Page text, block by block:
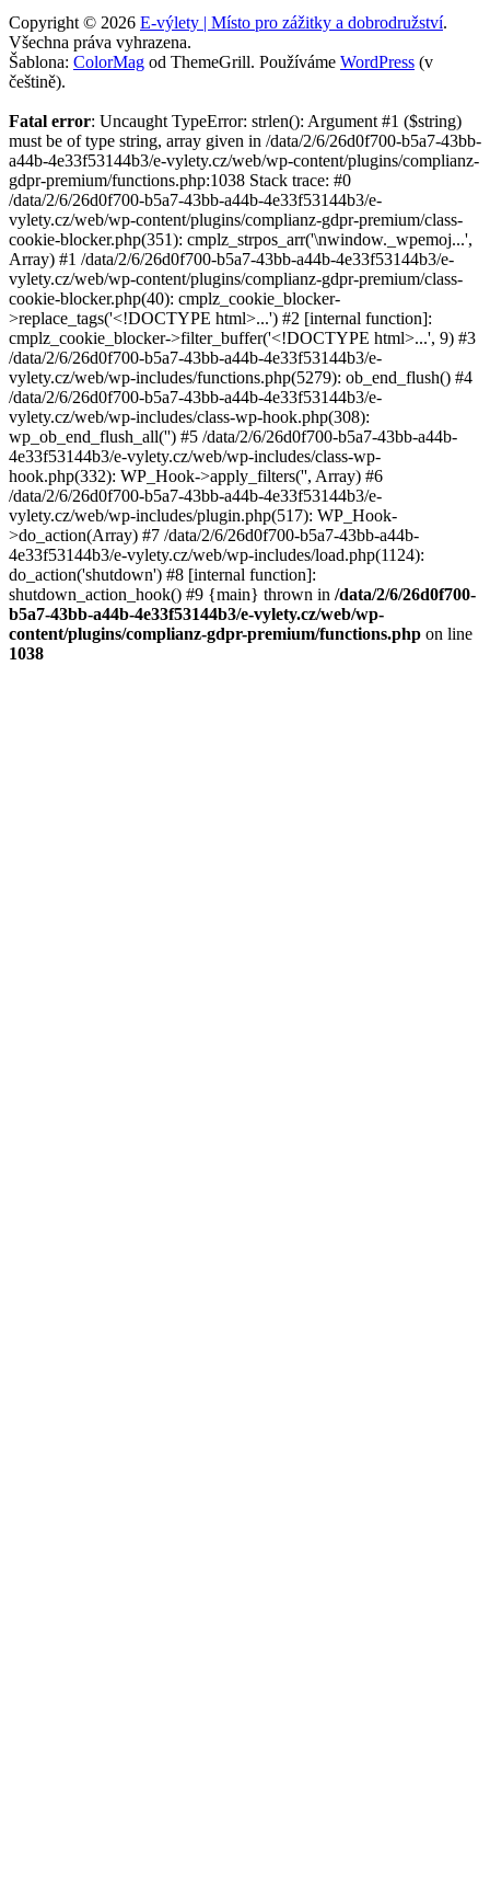
Copyright © 2026 E-výlety | Místo pro zážitky a dobrodružství.
Všechna práva vyhrazena.
Šablona: ColorMag od ThemeGrill. Používáme WordPress (v
češtině).
Fatal error: Uncaught TypeError: strlen(): Argument #1 ($string)
must be of type string, array given in /data/2/6/26d0f700-b5a7-43bb-
a44b-4e33f53144b3/e-vylety.cz/web/wp-content/plugins/complianz-
gdpr-premium/functions.php:1038 Stack trace: #0
/data/2/6/26d0f700-b5a7-43bb-a44b-4e33f53144b3/e-
vylety.cz/web/wp-content/plugins/complianz-gdpr-premium/class-
cookie-blocker.php(351): cmplz_strpos_arr('\nwindow._wpemoj...',
Array) #1 /data/2/6/26d0f700-b5a7-43bb-a44b-4e33f53144b3/e-
vylety.cz/web/wp-content/plugins/complianz-gdpr-premium/class-
cookie-blocker.php(40): cmplz_cookie_blocker-
>replace_tags('<!DOCTYPE html>...') #2 [internal function]:
cmplz_cookie_blocker->filter_buffer('<!DOCTYPE html>...', 9) #3
/data/2/6/26d0f700-b5a7-43bb-a44b-4e33f53144b3/e-
vylety.cz/web/wp-includes/functions.php(5279): ob_end_flush() #4
/data/2/6/26d0f700-b5a7-43bb-a44b-4e33f53144b3/e-
vylety.cz/web/wp-includes/class-wp-hook.php(308):
wp_ob_end_flush_all('') #5 /data/2/6/26d0f700-b5a7-43bb-a44b-
4e33f53144b3/e-vylety.cz/web/wp-includes/class-wp-
hook.php(332): WP_Hook->apply_filters('', Array) #6
/data/2/6/26d0f700-b5a7-43bb-a44b-4e33f53144b3/e-
vylety.cz/web/wp-includes/plugin.php(517): WP_Hook-
>do_action(Array) #7 /data/2/6/26d0f700-b5a7-43bb-a44b-
4e33f53144b3/e-vylety.cz/web/wp-includes/load.php(1124):
do_action('shutdown') #8 [internal function]:
shutdown_action_hook() #9 {main} thrown in /data/2/6/26d0f700-
b5a7-43bb-a44b-4e33f53144b3/e-vylety.cz/web/wp-
content/plugins/complianz-gdpr-premium/functions.php on line
1038